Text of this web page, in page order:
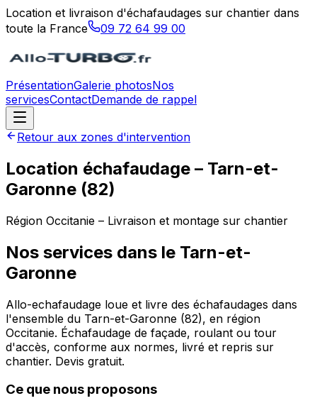
Location et livraison d'échafaudages sur chantier dans
toute la France
09 72 64 99 00
PrésentationGalerie photosNos
servicesContactDemande de rappel
Retour aux zones d'intervention
Location échafaudage – Tarn-et-
Garonne (82)
Région Occitanie – Livraison et montage sur chantier
Nos services dans le Tarn-et-
Garonne
Allo-echafaudage loue et livre des échafaudages dans
l'ensemble du Tarn-et-Garonne (82), en région
Occitanie. Échafaudage de façade, roulant ou tour
d'accès, conforme aux normes, livré et repris sur
chantier. Devis gratuit.
Ce que nous proposons